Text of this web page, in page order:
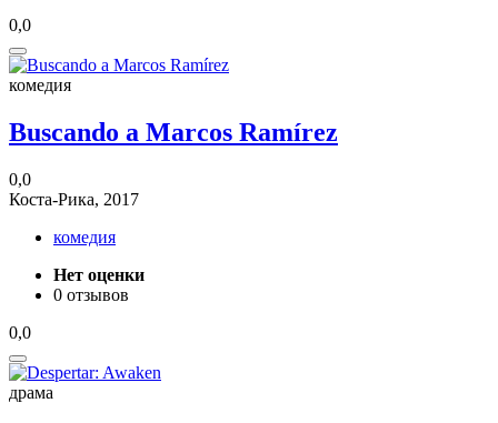
0,0
комедия
Buscando a Marcos Ramírez
0,0
Коста-Рика, 2017
комедия
Нет оценки
0 отзывов
0,0
драма